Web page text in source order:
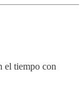
el tiempo con